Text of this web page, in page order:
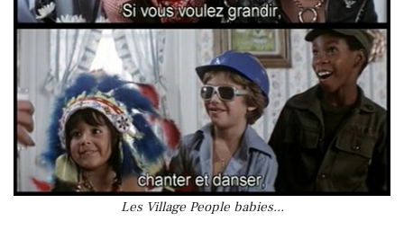
Les Village People babies...